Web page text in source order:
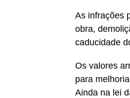
As infrações
obra,
caducidade
Os valores
para
Ainda na lei